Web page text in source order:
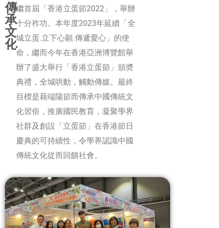
傳
承
文
化
繼首屆「香港立蛋節2022」，舉辦
十分祚功。 本年度2023年延續「全
城立蛋.立下心願.傳遞愛心」的使
命，繼而今年在香港亞洲博覽館舉
辦了盛大舉行「香港立蛋節」頒奬
典禮，全城哄動，觸動傳媒。最終
目標是藉端陽節而傳承中國傳統文
化習俗，推廣國民教育，凝聚學界
社群及創設「立蛋節」在香港節日
慶典的可持續性，令學界認識中國
傳統文化從而回饋社會。